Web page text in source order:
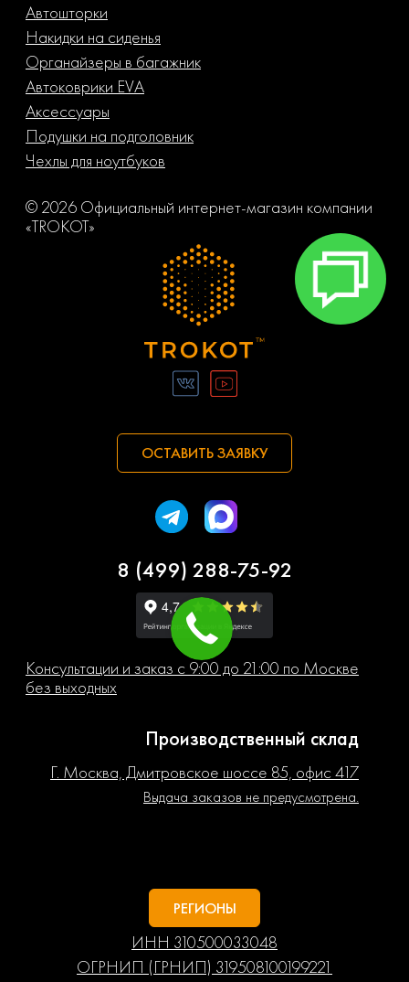
Автошторки
Накидки на сиденья
Органайзеры в багажник
Автоковрики EVA
Аксессуары
Подушки на подголовник
Чехлы для ноутбуков
© 2026 Официальный интернет-магазин компании
«TROKOT»
ОСТАВИТЬ ЗАЯВКУ
8 (499) 288-75-92
Консультации и заказ с 9:00 до 21:00 по Москве
без выходных
Производственный склад
Г. Москва, Дмитровское шоссе 85, офис 417
Выдача заказов не предусмотрена.
РЕГИОНЫ
ИНН 310500033048
ОГРНИП (ГРНИП) 319508100199221